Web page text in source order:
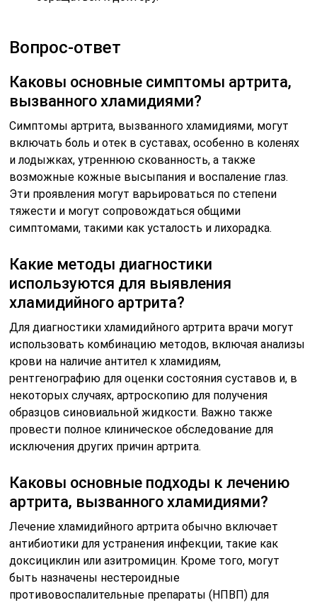
Вопрос-ответ
Каковы основные симптомы артрита,
вызванного хламидиями?
Симптомы артрита, вызванного хламидиями, могут
включать боль и отек в суставах, особенно в коленях
и лодыжках, утреннюю скованность, а также
возможные кожные высыпания и воспаление глаз.
Эти проявления могут варьироваться по степени
тяжести и могут сопровождаться общими
симптомами, такими как усталость и лихорадка.
Какие методы диагностики
используются для выявления
хламидийного артрита?
Для диагностики хламидийного артрита врачи могут
использовать комбинацию методов, включая анализы
крови на наличие антител к хламидиям,
рентгенографию для оценки состояния суставов и, в
некоторых случаях, артроскопию для получения
образцов синовиальной жидкости. Важно также
провести полное клиническое обследование для
исключения других причин артрита.
Каковы основные подходы к лечению
артрита, вызванного хламидиями?
Лечение хламидийного артрита обычно включает
антибиотики для устранения инфекции, такие как
доксициклин или азитромицин. Кроме того, могут
быть назначены нестероидные
противовоспалительные препараты (НПВП) для